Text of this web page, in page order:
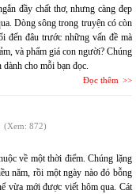
đầy chất thơ, nhưng càng đẹp
Dòng sông trong truyện có còn
đến đâu trước những vấn đề mà
và phẩm giá con người? Chúng
cho mỗi bạn đọc.
Đọc thêm
(Xem: 872)
về một thời điểm. Chúng lặng
năm, rồi một ngày nào đó bỗng
vừa mới được viết hôm qua. Cát